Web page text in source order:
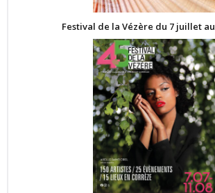
Festival de la Vézère du 7 juillet